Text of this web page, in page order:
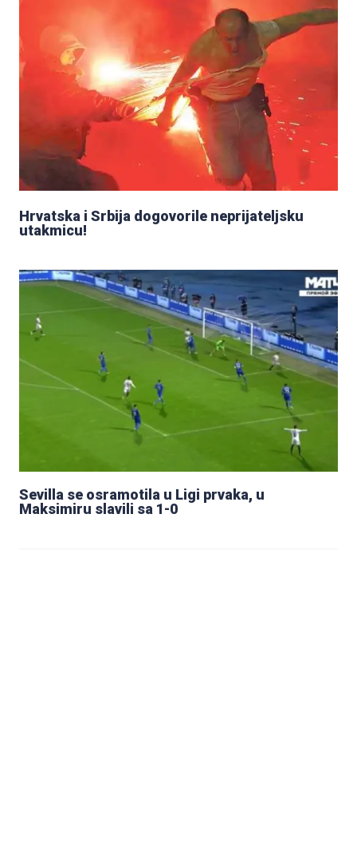
Hrvatska i Srbija dogovorile neprijateljsku
utakmicu!
Sevilla se osramotila u Ligi prvaka, u
Maksimiru slavili sa 1-0